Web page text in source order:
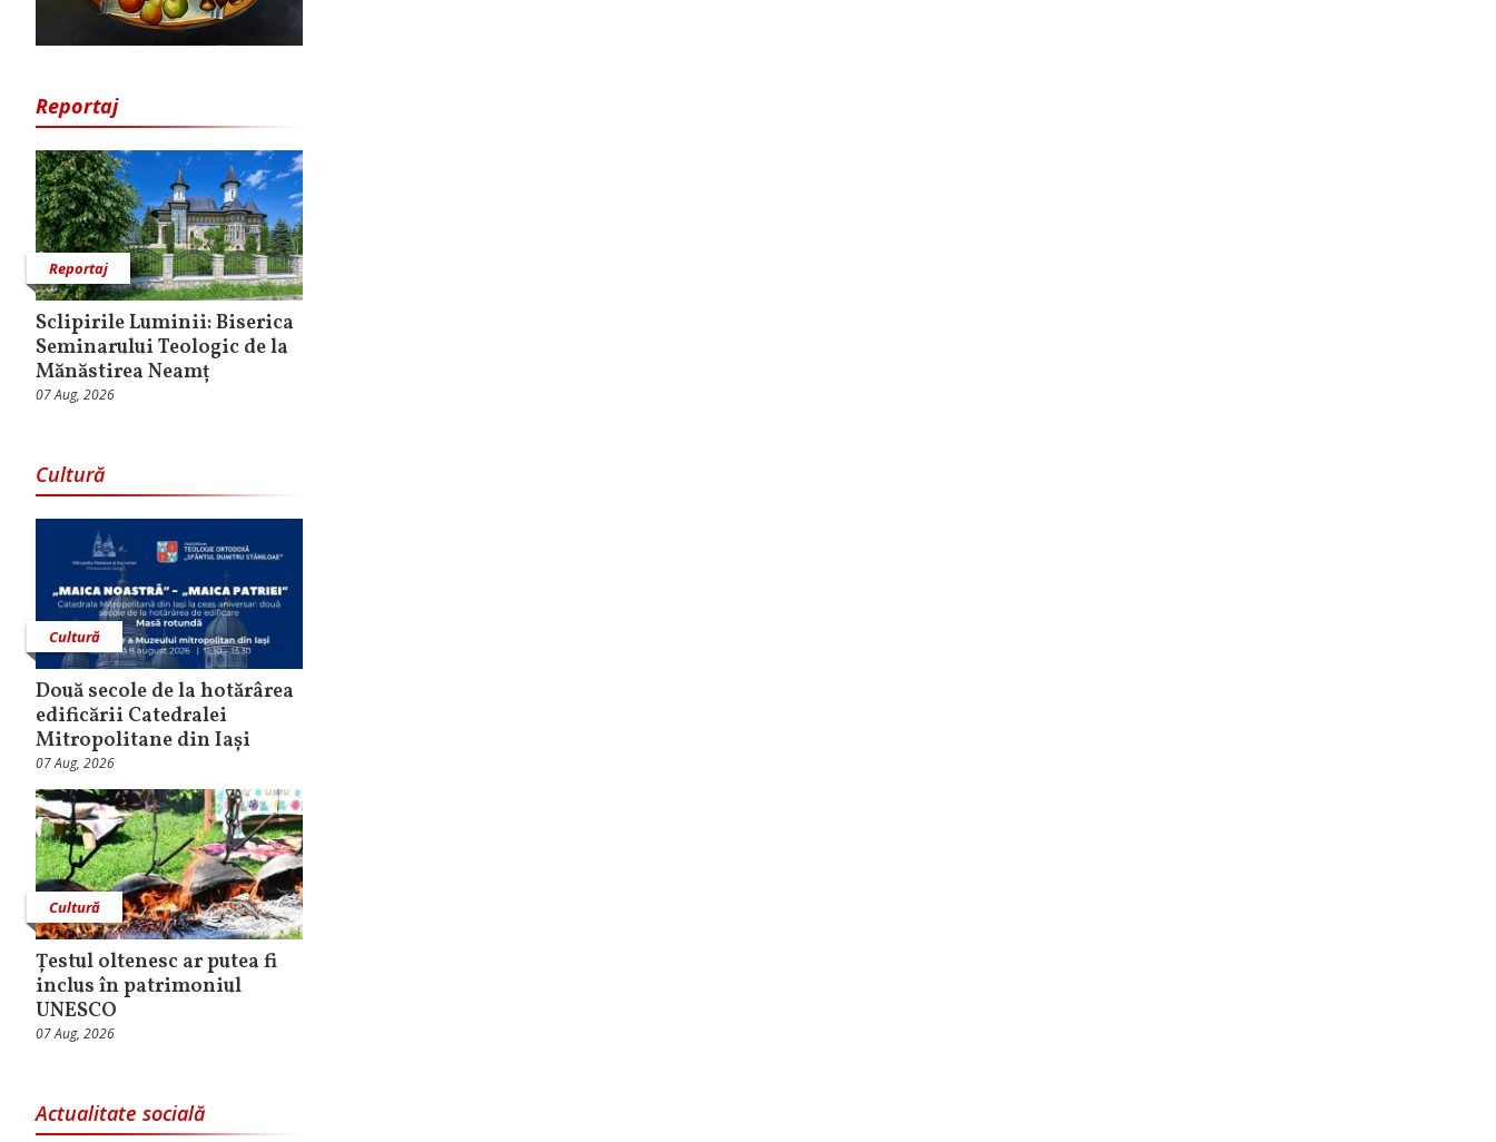
Reportaj
Reportaj
Sclipirile Luminii: Biserica
Seminarului Teologic de la
Mănăstirea Neamț
07 Aug, 2026
Cultură
Cultură
Două secole de la hotărârea
edificării Catedralei
Mitropolitane din Iași
07 Aug, 2026
Cultură
Țestul oltenesc ar putea fi
inclus în patrimoniul
UNESCO
07 Aug, 2026
Actualitate socială